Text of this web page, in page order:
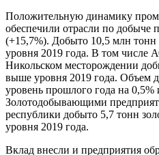
Положительную динамику
обеспечили отрасли по добыче
(+15,7%). Добыто 10,5 млн тонн
уровня 2019 года. В том числе
Никольском месторождении
выше уровня 2019 года. Объем
уровень прошлого года на 0,5%
Золотодобывающими
республики добыто 5,7 тонн
уровня 2019 года.
Вклад внесли и предприятия